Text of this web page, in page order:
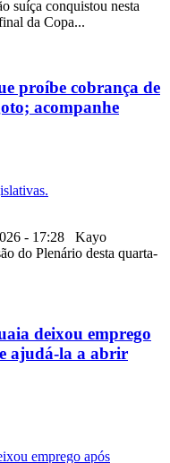
suíça conquistou nesta
da Copa...
proíbe cobrança de
acompanhe
- 17:28 Kayo
do Plenário desta quarta-
deixou emprego
ajudá-la a abrir